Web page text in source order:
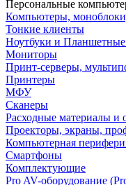
Персональные
Компьютеры,
Тонкие клиенты
Ноутбуки и
Мониторы
Принт-серверы,
Принтеры
МФУ
Сканеры
Расходные материалы и
Проекторы, экраны,
Компьютерная
Смартфоны
Комплектующие
Pro AV-оборудование